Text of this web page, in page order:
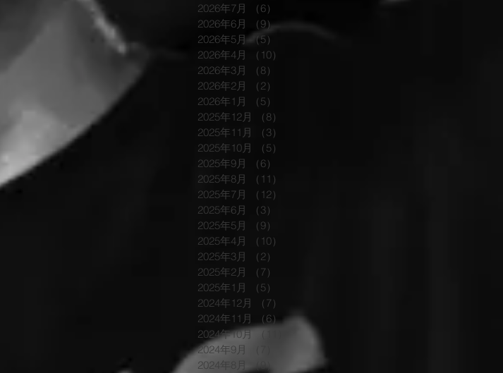
2026年7月
（6）
2026年6月
（9）9件の記事
2026年5月 （5）
2026年4月
（10）
2026年3月
（8）
2026年2月
（2）
2026年1月
（5）
2025年12月
（8）
2025年11月
（3）
2025年10月
（5）
2025年9月
（6）
2025年8月
（11）
2025年7月
（12）
2025年6月
（3）
2025年5月
（9）
2025年4月
（10）
2025年3月
（2）
2025年2月
（7）
2025年1月
（5）
2024年12月
（7）
2024年11月
（6）
6件の記事
2024年10月
11件の記事
2024年9月
2024年8月
9件の記事